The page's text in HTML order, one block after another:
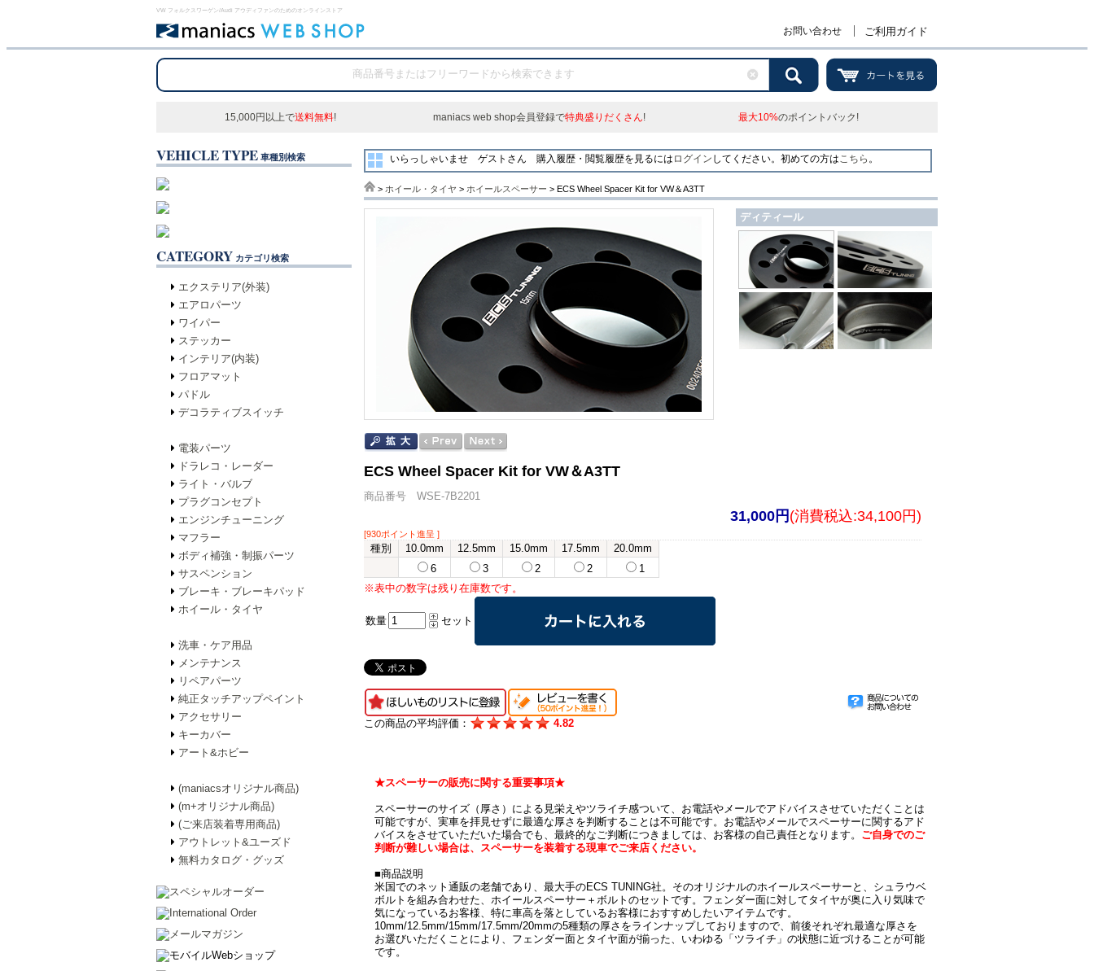
VW フォルクスワーゲン/Audi アウディファンのためのオンラインストア
お問い合わせ ご利用ガイド
15,000円以上で送料無料! maniacs web shop会員登録で特典盛りだくさん! 最大10%のポイントバック!
VEHICLE TYPE 車種別検索
CATEGORY カテゴリ検索
エクステリア(外装)
エアロパーツ
ワイパー
ステッカー
インテリア(内装)
フロアマット
パドル
デコラティブスイッチ
電装パーツ
ドラレコ・レーダー
ライト・バルブ
プラグコンセプト
エンジンチューニング
マフラー
ボディ補強・制振パーツ
サスペンション
ブレーキ・ブレーキパッド
ホイール・タイヤ
洗車・ケア用品
メンテナンス
リペアパーツ
純正タッチアップペイント
アクセサリー
キーカバー
アート&ホビー
(maniacsオリジナル商品)
(m+オリジナル商品)
(ご来店装着専用商品)
アウトレット&ユーズド
無料カタログ・グッズ
いらっしゃいませ ゲストさん 購入履歴・閲覧履歴を見るには ログイン してください。初めての方はこちら 。
> ホイール・タイヤ > ホイールスペーサー > ECS Wheel Spacer Kit for VW＆A3TT
ECS Wheel Spacer Kit for VW＆A3TT
商品番号 WSE-7B2201
31,000円 (消費税込:34,100円)
[930ポイント進呈 ]
種別 10.0mm 12.5mm 15.0mm 17.5mm
20.0mm
6
3 2 2
1
※表中の数字は残り在庫数です。
数量 セット
この商品の平均評価： 4.82
ディティール
★スペーサーの販売に関する重要事項★
スペーサーのサイズ（厚さ）による見栄えやツライチ感ついて、お電話やメールでアドバイスさせていただくことは
可能ですが、実車を拝見せずに最適な厚さを判断することは不可能です。お電話やメールでスペーサーに関するアド
バイスをさせていただいた場合でも、最終的なご判断につきましては、お客様の自己責任となります。 ご自身でのご
判断が難しい場合は、スペーサーを装着する現車でご来店ください。
■商品説明
米国でのネット通販の老舗であり、最大手のECS TUNING社。そのオリジナルのホイールスペーサーと、シュラウベ
ボルトを組み合わせた、ホイールスペーサー＋ボルトのセットです。フェンダー面に対してタイヤが奥に入り気味で
気になっているお客様、特に車高を落としているお客様におすすめしたいアイテムです。
10mm/12.5mm/15mm/17.5mm/20mmの5種類の厚さをラインナップしておりますので、前後それぞれ最適な厚さを
お選びいただくことにより、フェンダー面とタイヤ面が揃った、いわゆる「ツライチ」の状態に近づけることが可能
です。